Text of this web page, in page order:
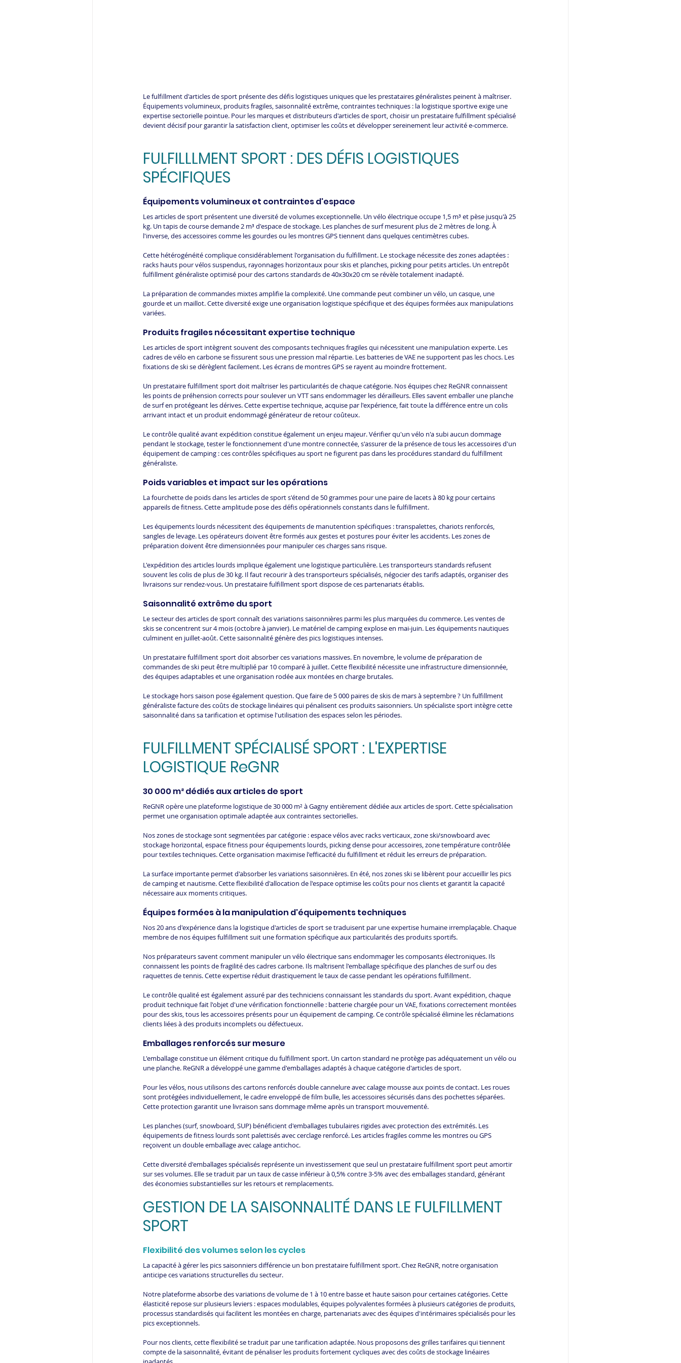
Le fulfillment d'articles de sport présente des défis logistiques uniques que les prestataires généralistes peinent à maîtriser.
Équipements volumineux, produits fragiles, saisonnalité extrême, contraintes techniques : la logistique sportive exige une
expertise sectorielle pointue. Pour les marques et distributeurs d'articles de sport, choisir un prestataire fulfillment spécialisé
devient décisif pour garantir la satisfaction client, optimiser les coûts et développer sereinement leur activité e-commerce.
FULFILLLMENT SPORT : DES DÉFIS LOGISTIQUES
SPÉCIFIQUES
Équipements volumineux et contraintes d'espace
Les articles de sport présentent une diversité de volumes exceptionnelle. Un vélo électrique occupe 1,5 m³ et pèse jusqu'à 25
kg. Un tapis de course demande 2 m³ d'espace de stockage. Les planches de surf mesurent plus de 2 mètres de long. À
l'inverse, des accessoires comme les gourdes ou les montres GPS tiennent dans quelques centimètres cubes.
Cette hétérogénéité complique considérablement l'organisation du fulfillment. Le stockage nécessite des zones adaptées :
racks hauts pour vélos suspendus, rayonnages horizontaux pour skis et planches, picking pour petits articles. Un entrepôt
fulfillment généraliste optimisé pour des cartons standards de 40x30x20 cm se révèle totalement inadapté.
La préparation de commandes mixtes amplifie la complexité. Une commande peut combiner un vélo, un casque, une
gourde et un maillot. Cette diversité exige une organisation logistique spécifique et des équipes formées aux manipulations
variées.
Produits fragiles nécessitant expertise technique
Les articles de sport intègrent souvent des composants techniques fragiles qui nécessitent une manipulation experte. Les
cadres de vélo en carbone se fissurent sous une pression mal répartie. Les batteries de VAE ne supportent pas les chocs. Les
fixations de ski se dérèglent facilement. Les écrans de montres GPS se rayent au moindre frottement.
Un prestataire fulfillment sport doit maîtriser les particularités de chaque catégorie. Nos équipes chez ReGNR connaissent
les points de préhension corrects pour soulever un VTT sans endommager les dérailleurs. Elles savent emballer une planche
de surf en protégeant les dérives. Cette expertise technique, acquise par l'expérience, fait toute la différence entre un colis
arrivant intact et un produit endommagé générateur de retour coûteux.
Le contrôle qualité avant expédition constitue également un enjeu majeur. Vérifier qu'un vélo n'a subi aucun dommage
pendant le stockage, tester le fonctionnement d'une montre connectée, s'assurer de la présence de tous les accessoires d'un
équipement de camping : ces contrôles spécifiques au sport ne figurent pas dans les procédures standard du fulfillment
généraliste.
Poids variables et impact sur les opérations
La fourchette de poids dans les articles de sport s'étend de 50 grammes pour une paire de lacets à 80 kg pour certains
appareils de fitness. Cette amplitude pose des défis opérationnels constants dans le fulfillment.
Les équipements lourds nécessitent des équipements de manutention spécifiques : transpalettes, chariots renforcés,
sangles de levage. Les opérateurs doivent être formés aux gestes et postures pour éviter les accidents. Les zones de
préparation doivent être dimensionnées pour manipuler ces charges sans risque.
L'expédition des articles lourds implique également une logistique particulière. Les transporteurs standards refusent
souvent les colis de plus de 30 kg. Il faut recourir à des transporteurs spécialisés, négocier des tarifs adaptés, organiser des
livraisons sur rendez-vous. Un prestataire fulfillment sport dispose de ces partenariats établis.
Saisonnalité extrême du sport
Le secteur des articles de sport connaît des variations saisonnières parmi les plus marquées du commerce. Les ventes de
skis se concentrent sur 4 mois (octobre à janvier). Le matériel de camping explose en mai-juin. Les équipements nautiques
culminent en juillet-août. Cette saisonnalité génère des pics logistiques intenses.
Un prestataire fulfillment sport doit absorber ces variations massives. En novembre, le volume de préparation de
commandes de ski peut être multiplié par 10 comparé à juillet. Cette flexibilité nécessite une infrastructure dimensionnée,
des équipes adaptables et une organisation rodée aux montées en charge brutales.
Le stockage hors saison pose également question. Que faire de 5 000 paires de skis de mars à septembre ? Un fulfillment
généraliste facture des coûts de stockage linéaires qui pénalisent ces produits saisonniers. Un spécialiste sport intègre cette
saisonnalité dans sa tarification et optimise l'utilisation des espaces selon les périodes.
FULFILLMENT SPÉCIALISÉ SPORT : L'EXPERTISE
LOGISTIQUE ReGNR
30 000 m² dédiés aux articles de sport
ReGNR opère une plateforme logistique de 30 000 m² à Gagny entièrement dédiée aux articles de sport. Cette spécialisation
permet une organisation optimale adaptée aux contraintes sectorielles.
Nos zones de stockage sont segmentées par catégorie : espace vélos avec racks verticaux, zone ski/snowboard avec
stockage horizontal, espace fitness pour équipements lourds, picking dense pour accessoires, zone température contrôlée
pour textiles techniques. Cette organisation maximise l'efficacité du fulfillment et réduit les erreurs de préparation.
La surface importante permet d'absorber les variations saisonnières. En été, nos zones ski se libèrent pour accueillir les pics
de camping et nautisme. Cette flexibilité d'allocation de l'espace optimise les coûts pour nos clients et garantit la capacité
nécessaire aux moments critiques.
Équipes formées à la manipulation d'équipements techniques
Nos 20 ans d'expérience dans la logistique d'articles de sport se traduisent par une expertise humaine irremplaçable. Chaque
membre de nos équipes fulfillment suit une formation spécifique aux particularités des produits sportifs.
Nos préparateurs savent comment manipuler un vélo électrique sans endommager les composants électroniques. Ils
connaissent les points de fragilité des cadres carbone. Ils maîtrisent l'emballage spécifique des planches de surf ou des
raquettes de tennis. Cette expertise réduit drastiquement le taux de casse pendant les opérations fulfillment.
Le contrôle qualité est également assuré par des techniciens connaissant les standards du sport. Avant expédition, chaque
produit technique fait l'objet d'une vérification fonctionnelle : batterie chargée pour un VAE, fixations correctement montées
pour des skis, tous les accessoires présents pour un équipement de camping. Ce contrôle spécialisé élimine les réclamations
clients liées à des produits incomplets ou défectueux.
Emballages renforcés sur mesure
L'emballage constitue un élément critique du fulfillment sport. Un carton standard ne protège pas adéquatement un vélo ou
une planche. ReGNR a développé une gamme d'emballages adaptés à chaque catégorie d'articles de sport.
Pour les vélos, nous utilisons des cartons renforcés double cannelure avec calage mousse aux points de contact. Les roues
sont protégées individuellement, le cadre enveloppé de film bulle, les accessoires sécurisés dans des pochettes séparées.
Cette protection garantit une livraison sans dommage même après un transport mouvementé.
Les planches (surf, snowboard, SUP) bénéficient d'emballages tubulaires rigides avec protection des extrémités. Les
équipements de fitness lourds sont palettisés avec cerclage renforcé. Les articles fragiles comme les montres ou GPS
reçoivent un double emballage avec calage antichoc.
Cette diversité d'emballages spécialisés représente un investissement que seul un prestataire fulfillment sport peut amortir
sur ses volumes. Elle se traduit par un taux de casse inférieur à 0,5% contre 3-5% avec des emballages standard, générant
des économies substantielles sur les retours et remplacements.
GESTION DE LA SAISONNALITÉ DANS LE FULFILLMENT
SPORT
Flexibilité des volumes selon les cycles
La capacité à gérer les pics saisonniers différencie un bon prestataire fulfillment sport. Chez ReGNR, notre organisation
anticipe ces variations structurelles du secteur.
Notre plateforme absorbe des variations de volume de 1 à 10 entre basse et haute saison pour certaines catégories. Cette
élasticité repose sur plusieurs leviers : espaces modulables, équipes polyvalentes formées à plusieurs catégories de produits,
processus standardisés qui facilitent les montées en charge, partenariats avec des équipes d'intérimaires spécialisés pour les
pics exceptionnels.
Pour nos clients, cette flexibilité se traduit par une tarification adaptée. Nous proposons des grilles tarifaires qui tiennent
compte de la saisonnalité, évitant de pénaliser les produits fortement cycliques avec des coûts de stockage linéaires